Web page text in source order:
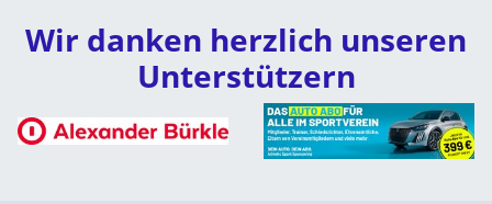
Wir danken herzlich unseren
Unterstützern